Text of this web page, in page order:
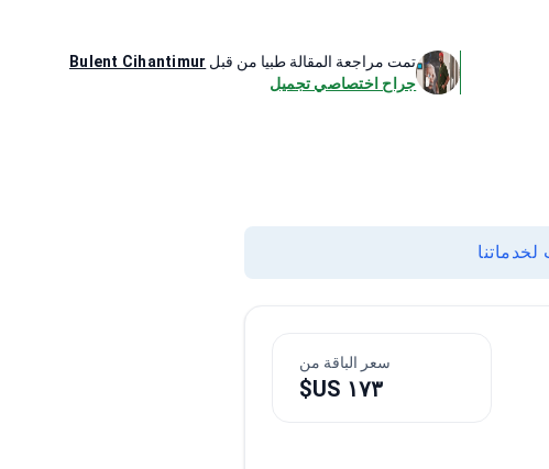
تمت مراجعة المقالة طبيا من قبل Bulent Cihantimur
جراح اختصاصي تجميل
سعر الباقة من
١٧٣ US$